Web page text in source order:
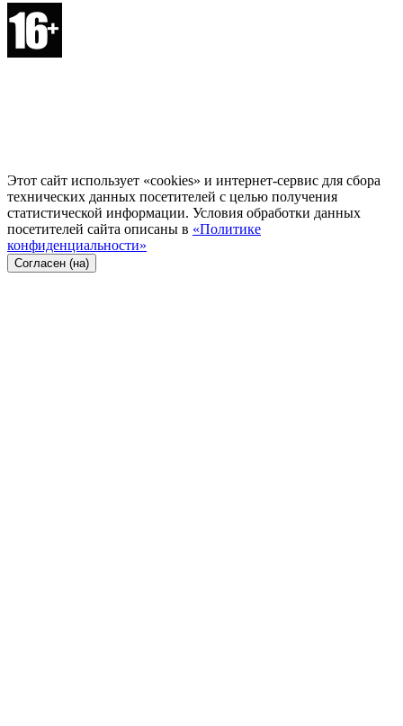
Этот сайт использует «cookies» и интернет-сервис для сбора
технических данных посетителей с целью получения
статистической информации. Условия обработки данных
посетителей сайта описаны в «Политике
конфиденциальности»
Согласен (на)